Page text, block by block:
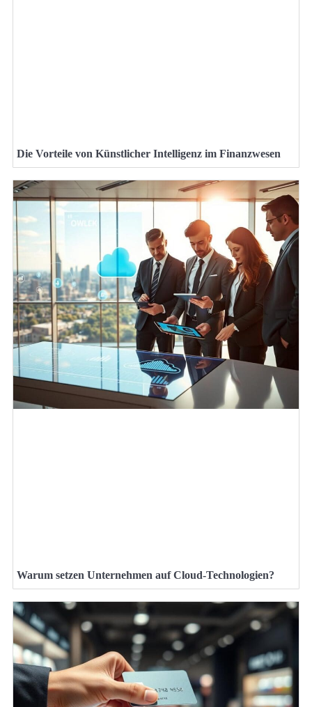
Die Vorteile von Künstlicher Intelligenz im Finanzwesen
Warum setzen Unternehmen auf Cloud-Technologien?